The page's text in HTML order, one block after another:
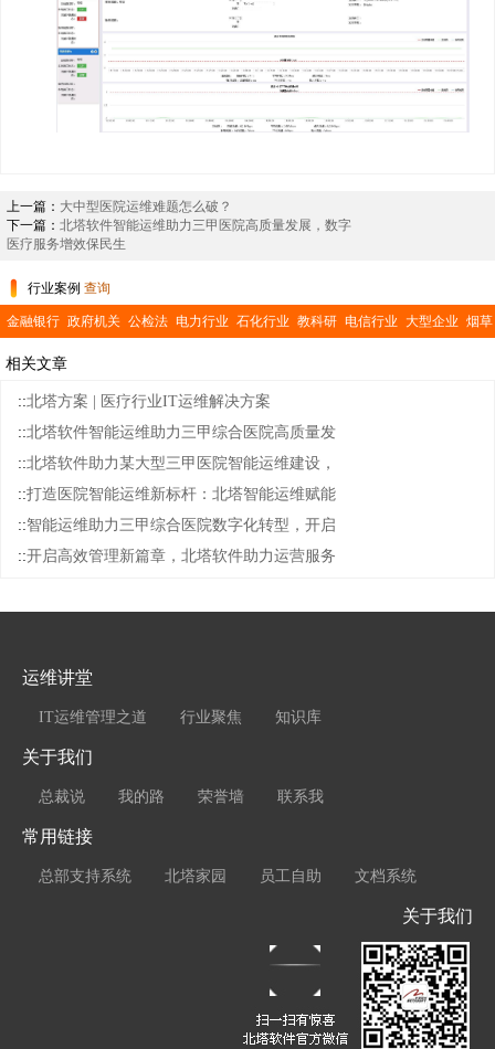
上一篇： 大中型医院运维难题怎么破？
下一篇： 北塔软件智能运维助力三甲医院高质量发展，数字
医疗服务增效保民生
行业案例 查询
金融银行 政府机关 公检法 电力行业 石化行业 教科研 电信行业 大型企业 烟草
相关文章
::北塔方案 | 医疗行业IT运维解决方案
::北塔软件智能运维助力三甲综合医院高质量发
::北塔软件助力某大型三甲医院智能运维建设，
::打造医院智能运维新标杆：北塔智能运维赋能
::智能运维助力三甲综合医院数字化转型，开启
::开启高效管理新篇章，北塔软件助力运营服务
运维讲堂
IT运维管理之道 行业聚焦 知识库
关于我们
总裁说 我的路 荣誉墙 联系我
常用链接
总部支持系统 北塔家园 员工自助 文档系统
关于我们